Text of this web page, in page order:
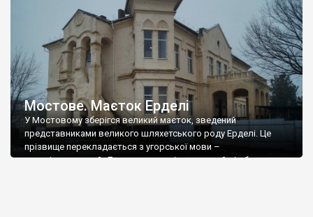
Мостове. Маєток Ерделі
У Мостовому зберігся великий маєток, зведений
представниками великого шляхетського роду Ерделі. Це
прізвище перекладається з угорської мови –
трансільванський. Дивина – трансільванський рід будує